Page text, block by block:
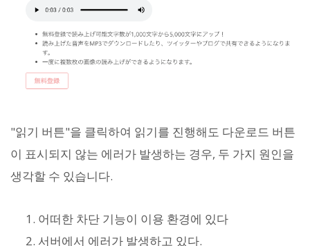
"읽기 버튼"을 클릭하여 읽기를 진행해도 다운로드 버튼
이 표시되지 않는 에러가 발생하는 경우, 두 가지 원인을
생각할 수 있습니다.
어떠한 차단 기능이 이용 환경에 있다
서버에서 에러가 발생하고 있다.